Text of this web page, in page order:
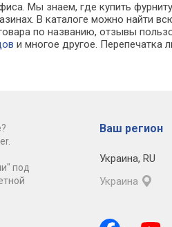
Мы знаем, где купить
В каталоге можно найти
по названию, отзывы
и многое другое. Перепечатка
под
Ваш регион
Украина, RU
Украина